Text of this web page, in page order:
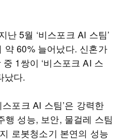
5월 ‘비스포크 AI 스팀’
약 60% 늘어났다. 신혼가
1쌍이 ‘비스포크 AI 스
났다.
포크 AI 스팀’은 강력한
행 성능, 보안, 물걸레 스팀
로봇청소기 본연의 성능